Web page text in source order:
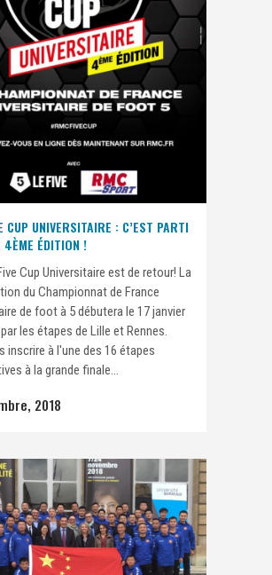
CUP UNIVERSITAIRE : C’EST PARTI
4ÈME ÉDITION !
Cup Universitaire est de retour! La
du Championnat de France
de foot à 5 débutera le 17 janvier
les étapes de Lille et Rennes.
inscrire à l'une des 16 étapes
à la grande finale...
2018